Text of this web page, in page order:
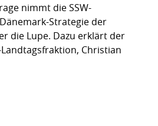
nimmt die SSW-
Strategie der
die Lupe. Dazu erklärt der
Christian